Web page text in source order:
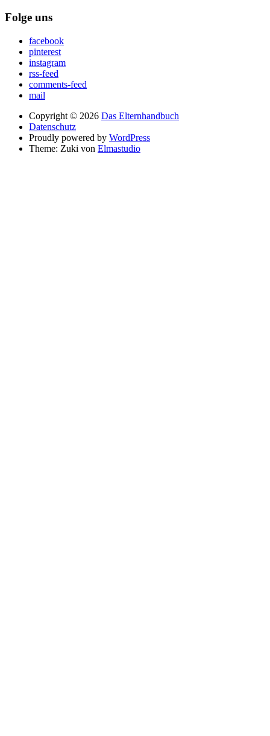
Folge uns
facebook
pinterest
instagram
rss-feed
comments-feed
mail
Copyright © 2026 Das Elternhandbuch
Datenschutz
Proudly powered by WordPress
Theme: Zuki von Elmastudio